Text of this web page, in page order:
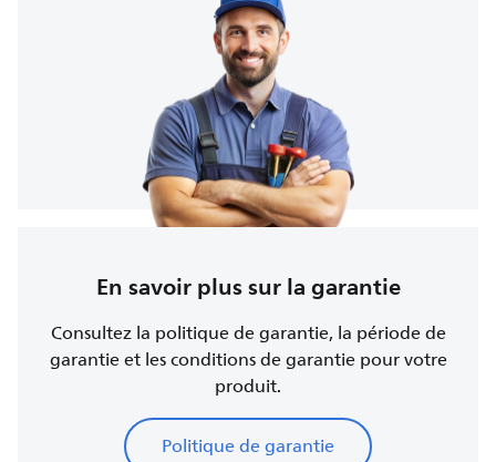
En savoir plus sur la garantie
Consultez la politique de garantie, la période de
garantie et les conditions de garantie pour votre
produit.
Politique de garantie